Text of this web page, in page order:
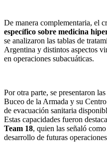
De manera complementaria, el
específico sobre medicina
se analizaron las tablas de
Argentina y distintos aspectos
en operaciones subacuáticas.
Por otra parte, se presentaron
Buceo de la Armada y su
de evacuación sanitaria
Estas capacidades fueron
Team 18, quien las señaló
desarrollo de futuras